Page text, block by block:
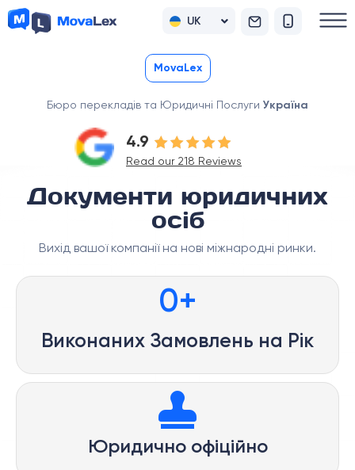
UK
RU
MovaLex
Бюро перекладів та Юридичні Послуги Україна
4.9
Read our 218 Reviews
Документи юридичних
осіб
Вихід вашої компанії на нові міжнародні ринки.
Виконаних Замовлень на Рік
0+
Юридично офіційно